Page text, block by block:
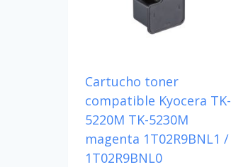
Cartucho toner
compatible Kyocera TK-
5220M TK-5230M
magenta 1T02R9BNL1 /
1T02R9BNL0